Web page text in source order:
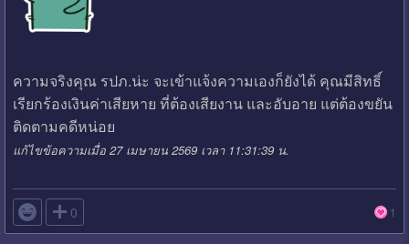
ความจริงคุณ รปภ.น่ะ จะเข้าแจ้งความเองก็ยังได้ คุณมีสิทธิ์
เรียกร้องเงินค่าเสียหาย ที่ต้องเสียงาน และอับอาย แต่ต้องขยัน
ติดตามคดีหน่อย
แก้ไขข้อความเมื่อ 27 เมษายน 2569 เวลา 11:31:39 น.
 0 1